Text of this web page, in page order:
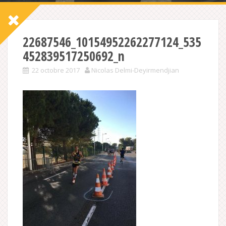
22687546_10154952262277124_535
452839517250692_n
22 octobre 2017 Nicolas Delmi-Deyirmendjian